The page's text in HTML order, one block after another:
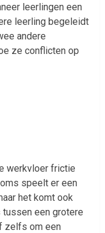
leerlingen een
leerling begeleidt
andere
ze conflicten op
werkvloer frictie
speelt er een
het komt ook
een grotere
zelfs om een